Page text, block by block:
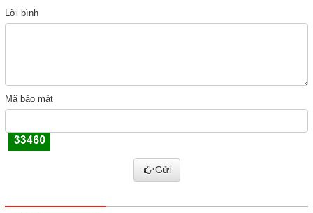
Lời bình
Mã bảo mật
Gửi